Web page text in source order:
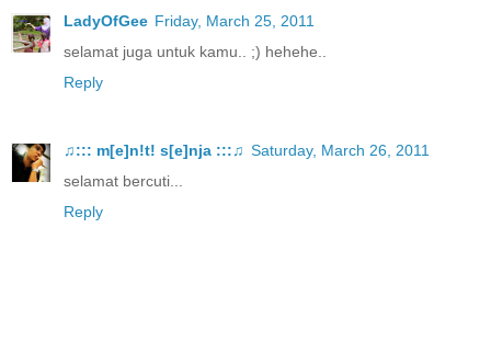
LadyOfGee Friday, March 25, 2011
selamat juga untuk kamu.. ;) hehehe..
Reply
♫::: m[e]n!t! s[e]nja :::♫ Saturday, March 26, 2011
selamat bercuti...
Reply